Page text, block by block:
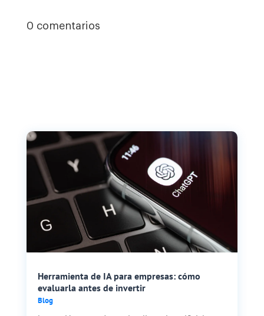
0 comentarios
Herramienta de IA para empresas: cómo
evaluarla antes de invertir
Blog